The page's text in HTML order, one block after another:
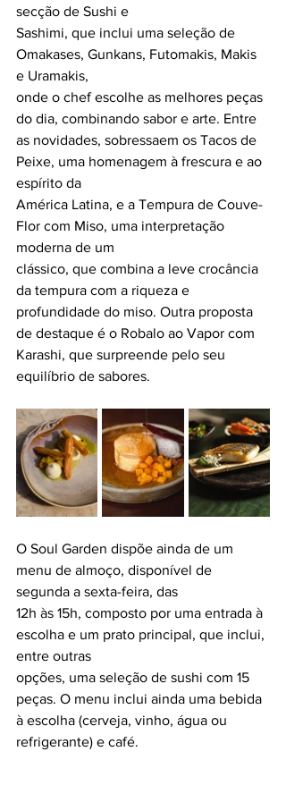
secção de Sushi e
Sashimi, que inclui uma seleção de
Omakases, Gunkans, Futomakis, Makis
e Uramakis,
onde o chef escolhe as melhores peças
do dia, combinando sabor e arte. Entre
as novidades, sobressaem os Tacos de
Peixe, uma homenagem à frescura e ao
espírito da
América Latina, e a Tempura de Couve-
Flor com Miso, uma interpretação
moderna de um
clássico, que combina a leve crocância
da tempura com a riqueza e
profundidade do miso. Outra proposta
de destaque é o Robalo ao Vapor com
Karashi, que surpreende pelo seu
equilíbrio de sabores.
O Soul Garden dispõe ainda de um
menu de almoço, disponível de
segunda a sexta-feira, das
12h às 15h, composto por uma entrada à
escolha e um prato principal, que inclui,
entre outras
opções, uma seleção de sushi com 15
peças. O menu inclui ainda uma bebida
à escolha (cerveja, vinho, água ou
refrigerante) e café.